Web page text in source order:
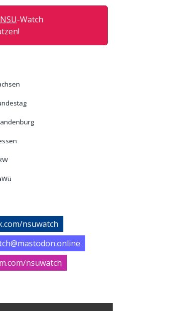
NSU-Watch
nsuwatch
nsuwatch